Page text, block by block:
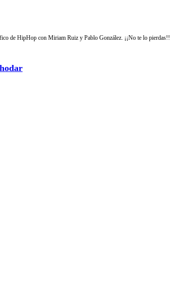
de HipHop con Miriam Ruiz y Pablo González. ¡¡No te lo pierdas!!